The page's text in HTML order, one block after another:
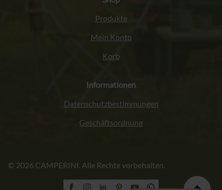
Produkte
Mein Konto
Korb
Informationen
Datenschutzbestimmungen
Geschäftsordnung
© 2026 CAMPERINI. Alle Rechte vorbehalten.
English (UK)
Français
Italiano